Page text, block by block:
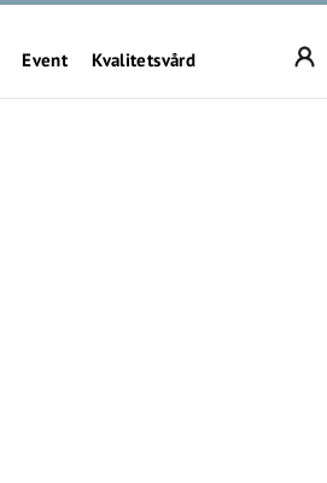
Event Kvalitetsvård